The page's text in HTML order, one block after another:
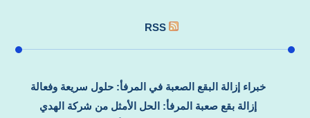
RSS
خبراء إزالة البقع الصعبة في المرفأ: حلول سريعة وفعالة
إزالة بقع صعبة المرفأ: الحل الأمثل من شركة الهدي